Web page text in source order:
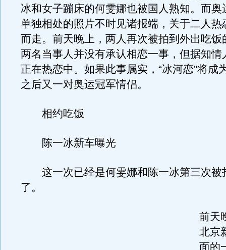
冰和女子蹦床的何雯娜也被国人熟知。而奥
单独相处的照片不时见诸报端，关于二人热
而走。前天晚上，两人再次被拍到外出吃饭
两名当事人并没有承认相恋一事，但据知情
正在热恋中。如果此事属实，“冰河恋”将成
之后又一对奥运冠军情侣。
相约吃饭
陈一冰新车曝光
这一次已经是何雯娜和陈一冰第三次被
了。
前天
北京
面的